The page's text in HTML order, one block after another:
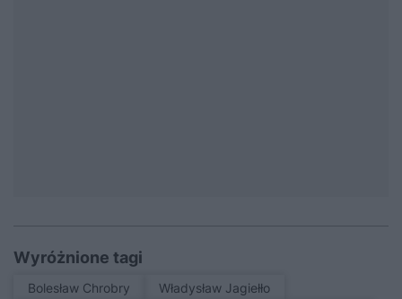
Wyróżnione tagi
Bolesław Chrobry
Władysław Jagiełło